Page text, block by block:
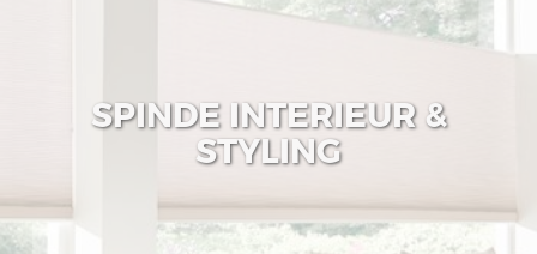
SPINDE INTERIEUR &
STYLING
Inspiratiealbum
Multifunctioneel
Veiligheid